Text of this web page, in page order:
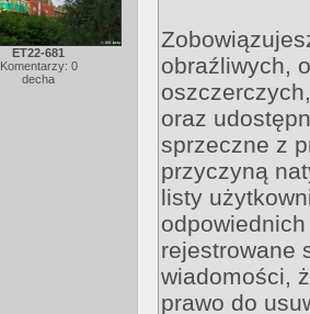
ET22-681
Komentarzy: 0
decha
obraźliwych,
oraz
sprzeczne z
przyczyną
listy
odpowiednich
rejestrowane
wiadomości,
prawo do